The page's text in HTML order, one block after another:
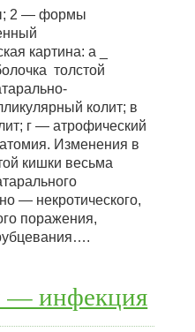
2 — формы
картина: а _
толстой
колит; в
г — атрофический
Изменения в
кишки весьма
— некротического,
поражения,
— инфекция